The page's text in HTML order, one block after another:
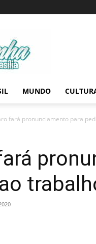
MUNDO
fará pronunciamento para